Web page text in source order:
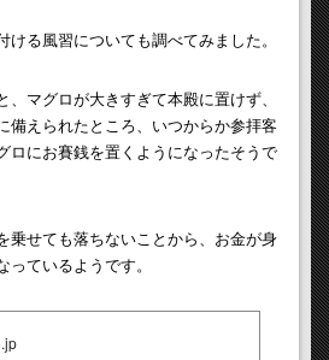
ける風習についても調べてみました。
マグロが大きすぎて本殿に置けず、
備えられたところ、いつからか参拝客
ロにお賽銭を置くようになったそうで
乗せても落ちないことから、お金が身
ているようです。